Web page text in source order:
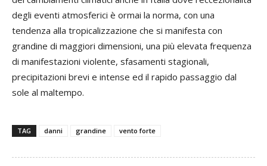
degli eventi atmosferici è ormai la norma, con una
tendenza alla tropicalizzazione che si manifesta con
grandine di maggiori dimensioni, una più elevata frequenza
di manifestazioni violente, sfasamenti stagionali,
precipitazioni brevi e intense ed il rapido passaggio dal
sole al maltempo.
TAG danni grandine vento forte